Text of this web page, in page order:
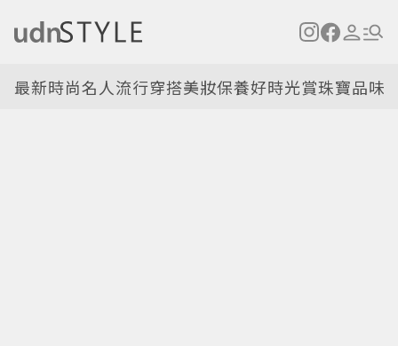
最新時尚名人流行穿搭美妝保養好時光賞珠寶品味